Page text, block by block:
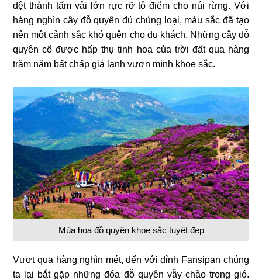
dệt thành tấm vải lớn rực rỡ tô điểm cho núi rừng. Với
hàng nghìn cây đỗ quyên đủ chủng loại, màu sắc đã tạo
nên một cảnh sắc khó quên cho du khách. Những cây đỗ
quyên cổ được hấp thụ tinh hoa của trời đất qua hàng
trăm năm bất chấp giá lạnh vươn mình khoe sắc.
Mùa hoa đỗ quyên khoe sắc tuyệt đẹp
Vượt qua hàng nghìn mét, đến với đỉnh Fansipan chúng
ta lại bắt gặp những đóa đỗ quyên vẫy chào trong gió.